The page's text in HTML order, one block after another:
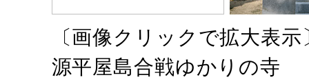
〔画像クリックで拡大表示
源平屋島合戦ゆかりの寺